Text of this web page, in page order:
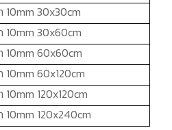
10mm30x30cm
10mm30x60cm
10mm 60x60cm
10mm 60x120cm
10mm 120x120cm
10mm 120x240cm